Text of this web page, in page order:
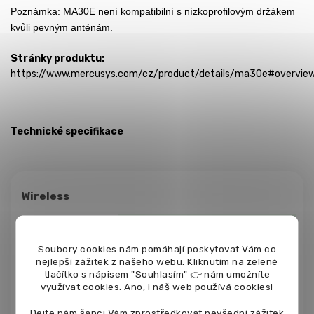
Soubory cookies nám pomáhají poskytovat Vám co
nejlepší zážitek z našeho webu. Kliknutím na zelené
tlačítko s nápisem "Souhlasím" 👉 nám umožníte
využívat cookies. Ano, i náš web používá cookies!
Poznámka: MA30E není kompatibilní s nízkoprofilovým držákem
kvůli pevným anténám.
Stránky produktu:
https://www.mercusys.com/cz/product/details/
Technické specifikace
Wireless
Standards
IEEE 802.11 b/g/n/ 2.4 GHz